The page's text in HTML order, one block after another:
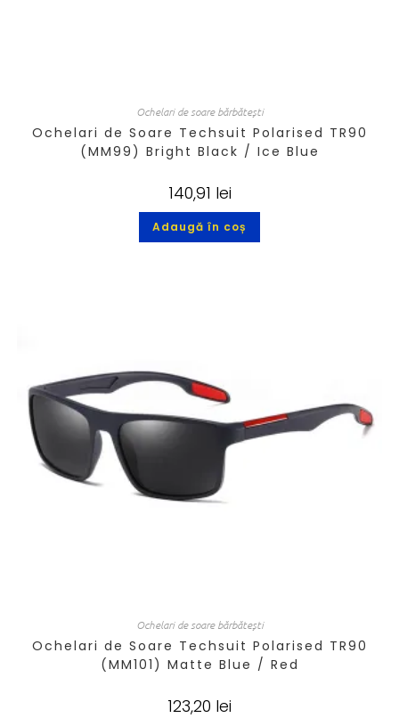
Ochelari de soare bărbătești
Ochelari de Soare Techsuit Polarised TR90
(MM99) Bright Black / Ice Blue
140,91 lei
Adaugă în coș
Ochelari de soare bărbătești
Ochelari de Soare Techsuit Polarised TR90
(MM101) Matte Blue / Red
123,20 lei